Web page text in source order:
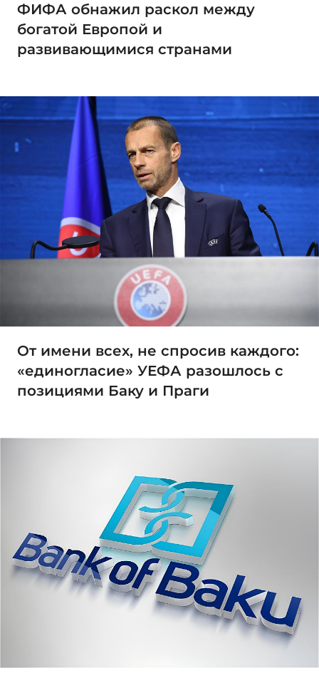
ФИФА обнажил раскол между
богатой Европой и
развивающимися странами
От имени всех, не спросив каждого:
«единогласие» УЕФА разошлось с
позициями Баку и Праги